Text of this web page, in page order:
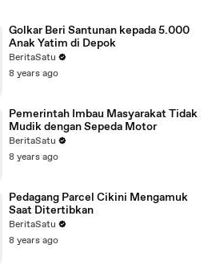
Golkar Beri Santunan kepada 5.000
Anak Yatim di Depok
BeritaSatu
8 years ago
Pemerintah Imbau Masyarakat Tidak
Mudik dengan Sepeda Motor
BeritaSatu
8 years ago
Pedagang Parcel Cikini Mengamuk
Saat Ditertibkan
BeritaSatu
8 years ago